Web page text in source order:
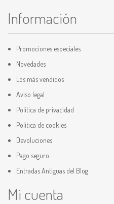
Información
Promociones especiales
Novedades
Los más vendidos
Aviso legal
Política de privacidad
Política de cookies
Devoluciones
Pago seguro
Entradas Antiguas del Blog
Mi cuenta